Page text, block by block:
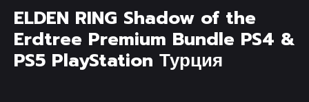
ELDEN RING Shadow of the
Erdtree Premium Bundle PS4 &
PS5 PlayStation Турция